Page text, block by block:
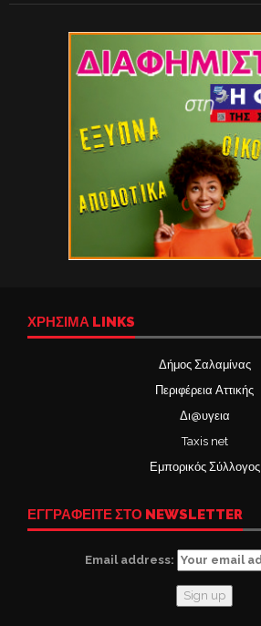
ΧΡΉΣΙΜΑ LINKS
Δήμος Σαλαμίνας
Περιφέρεια Αττικής
Δι@υγεια
Taxis net
Εμπορικός Σύλλογος
ΕΓΓΡΑΦΕΙΤΕ ΣΤΟ NEWSLETTER
Email address: